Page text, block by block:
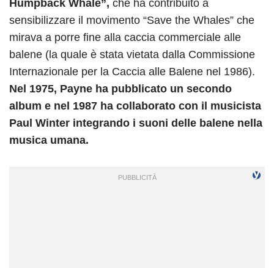
Humpback Whale”, che ha contribuito a
sensibilizzare il movimento “Save the Whales” che
mirava a porre fine alla caccia commerciale alle
balene (la quale è stata vietata dalla Commissione
Internazionale per la Caccia alle Balene nel 1986).
Nel 1975, Payne ha pubblicato un secondo
album e nel 1987 ha collaborato con il musicista
Paul Winter integrando i suoni delle balene nella
musica umana.